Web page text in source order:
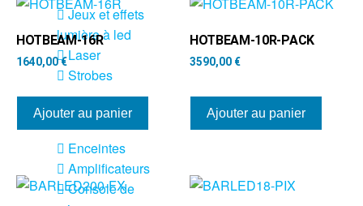
Jeux et effets
lumière à led
Laser
Strobes
Sono
Enceintes
Amplificateurs
Console de
HOTBEAM-16R
1640,00€
Ajouter au panier
HOTBEAM-10R-PACK
3590,00 €
Ajouter au panier